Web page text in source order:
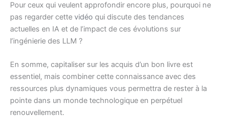
Pour ceux qui veulent approfondir encore plus, pourquoi ne
pas regarder cette vidéo qui discute des tendances
actuelles en IA et de l’impact de ces évolutions sur
l’ingénierie des LLM ?
En somme, capitaliser sur les acquis d’un bon livre est
essentiel, mais combiner cette connaissance avec des
ressources plus dynamiques vous permettra de rester à la
pointe dans un monde technologique en perpétuel
renouvellement.